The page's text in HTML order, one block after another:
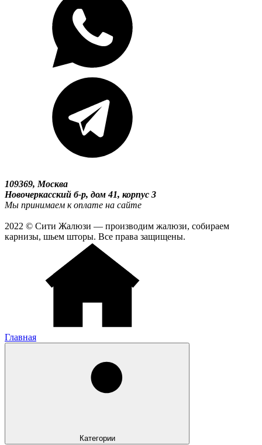
109369, Москва
Новочеркасский б-р, дом 41, корпус 3
Мы принимаем к оплате на сайте
2022 © Сити Жалюзи — производим жалюзи, собираем
карнизы, шьем шторы. Все права защищены.
Главная
Категории